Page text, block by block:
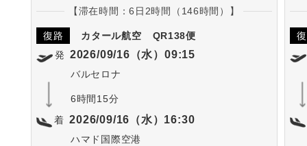
【滞在時間：6日2時間（146時間）】
復路 カタール航空
QR138便
発 2026/09/16（水）09:15
バルセロナ
6時間15分
着 2026/09/16（水）16:30
ハマド国際空港